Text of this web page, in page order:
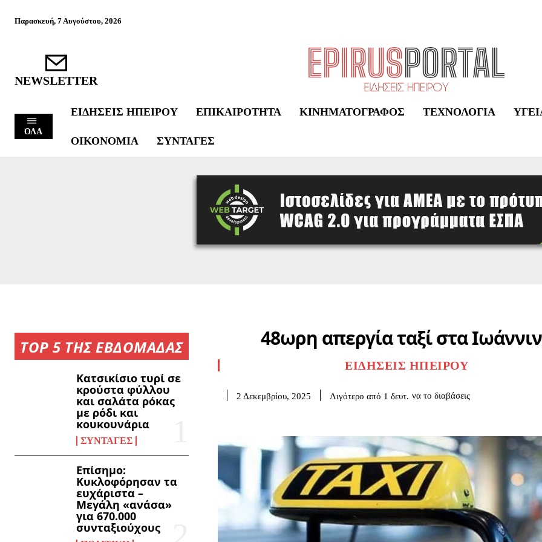
Παρασκευή, 7 Αυγούστου, 2026
NEWSLETTER
ΟΛΑ
ΕΙΔΉΣΕΙΣ ΗΠΕΊΡΟΥ ΕΠΙΚΑΙΡΌΤΗΤΑ ΚΙΝΗΜΑΤΟΓΡΆΦΟΣ ΤΕΧΝΟΛΟΓΊΑ
ΟΙΚΟΝΟΜΊΑ ΣΥΝΤΑΓΈΣ
TOP 5 ΤΗΣ ΕΒΔΟΜΑΔΑΣ
Κατσικίσιο τυρί σε
κρούστα φύλλου
και σαλάτα ρόκας
με ρόδι και
κουκουνάρια
ΣΥΝΤΑΓΈΣ
Επίσημο:
Κυκλοφόρησαν τα
ευχάριστα –
Μεγάλη «ανάσα»
για 670.000
συνταξιούχους
48ωρη απεργία ταξί στα
ΕΙΔΉΣΕΙΣ ΗΠΕΊΡΟΥ
2 Δεκεμβρίου, 2025 Λιγότερο από 1 δευτ. να το διαβάσεις